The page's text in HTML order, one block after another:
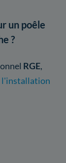
un poêle
?
RGE,
l'installation